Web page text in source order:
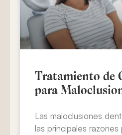
Tratamiento de
para
Las maloclusiones
las principales razones